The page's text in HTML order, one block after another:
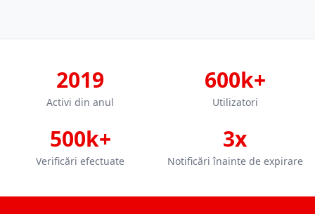
2019
Activi din anul
600k+
Utilizatori
500k+
Verificări efectuate
3x
Notificări înainte de expirare